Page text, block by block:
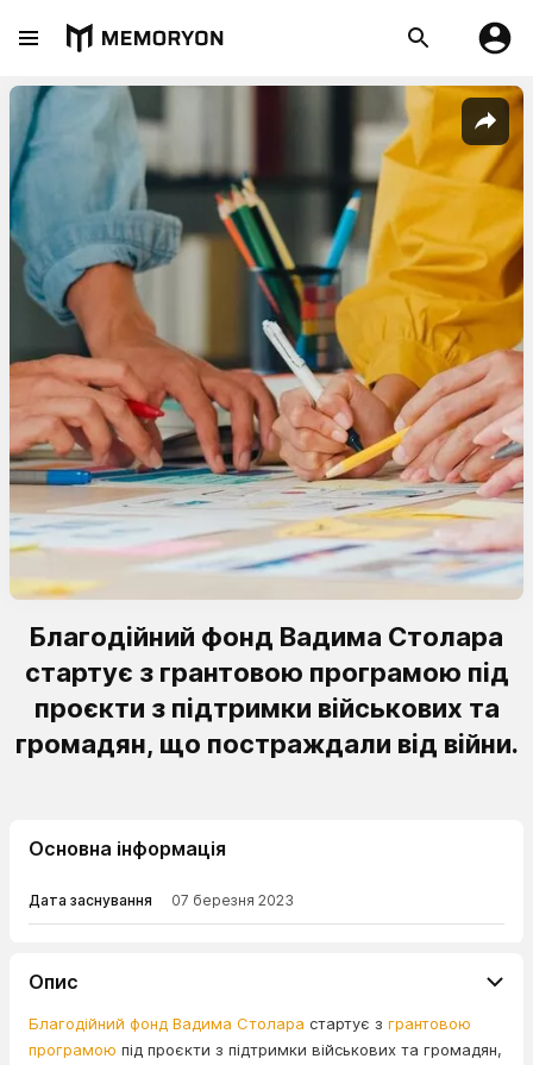
Благодійний фонд Вадима Столара
стартує з грантовою програмою під
проєкти з підтримки військових та
громадян, що постраждали від війни.
Основна інформація
Дата заснування 07 березня 2023
Опис
Благодійний фонд Вадима Столара стартує з грантовою
програмою під проєкти з підтримки військових та громадян,